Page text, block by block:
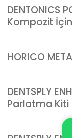
DENTONICS
Kompozit
HORICO
DENTSPLY
Parlatma Kiti